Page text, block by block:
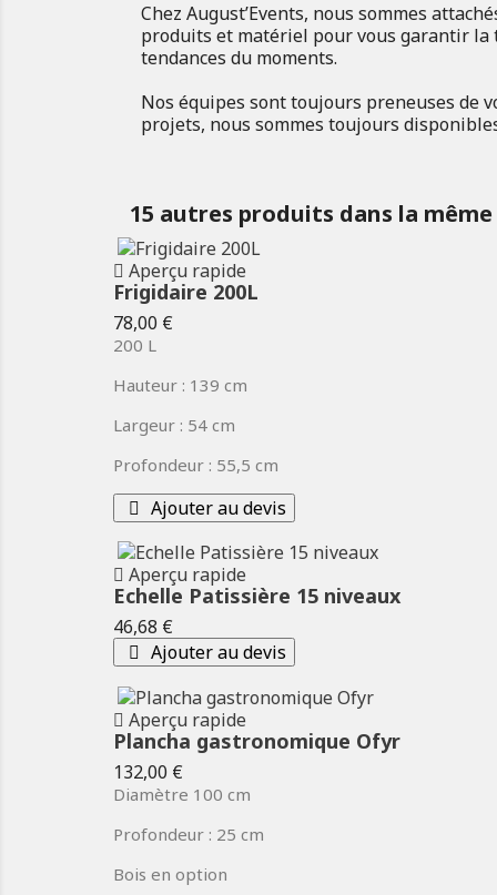
Chez August’Events, nous sommes
produits et matériel pour vous garantir la
tendances du moments.
Nos équipes sont toujours preneuses de
projets, nous sommes toujours
15 autres produits dans la
Aperçu rapide
Frigidaire 200L
Prix
78,00 €
200 L
Hauteur : 139 cm
Largeur : 54 cm
Profondeur : 55,5 cm
Ajouter au devis
Aperçu rapide
Echelle Patissière 15 niveaux
Prix
46,68 €
Ajouter au devis
Aperçu rapide
Plancha gastronomique Ofyr
Prix
132,00 €
Diamètre 100 cm
Profondeur : 25 cm
Bois en option